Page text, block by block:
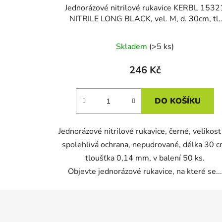
Jednorázové nitrilové rukavice KERBL
NITRILE LONG BLACK, vel. M, d. 30cm, tl.
Skladem (>5 ks)
246 Kč
DO KOŠÍKU
Jednorázové nitrilové rukavice, černé,
spolehlivá ochrana, nepudrované, délka 30
tloušťka 0,14 mm, v balení 50 ks.
Objevte jednorázové rukavice, na které se...